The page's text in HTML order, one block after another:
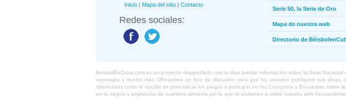
Inicio | Mapa del sitio | Contacto
Redes sociales:
Serie 50, la Serie de Oro
Mapa de nuestra web
Directorio de
BeisbolEnCuba.com es un proyecto desarrollado con la idea brindar información sobre la Serie
reportajes y mucho más. Ofrecemos un foro de discusión para que los usuarios publiquen sus
interactivos como la opción de pronosticar los juegos o participar en los Concursos y Encuestas
en la mejora y ampliación de nuestros servicios por lo que te invitamos a visitar nuestra web